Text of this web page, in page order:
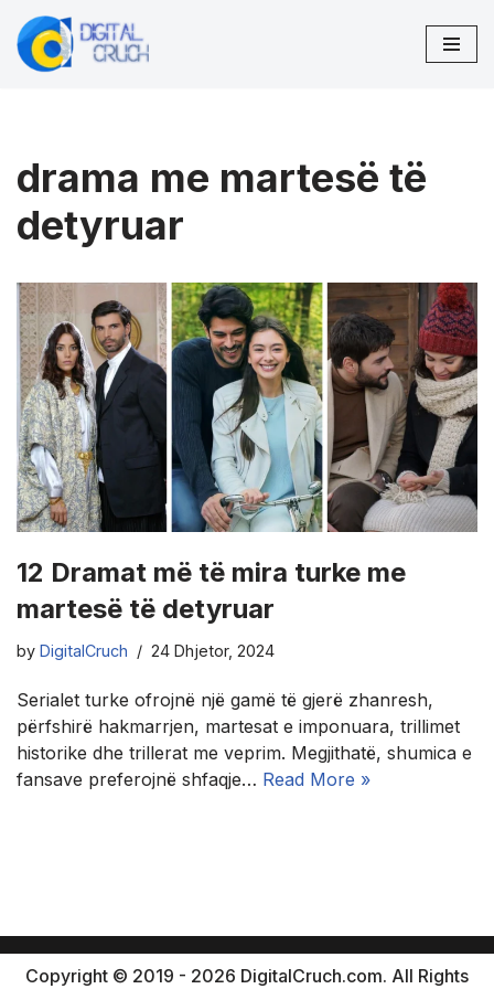
Skip
drama me martesë të
detyruar
12 Dramat më të mira turke me
martesë të detyruar
by DigitalCruch 24 Dhjetor, 2024
Serialet turke ofrojnë një gamë të gjerë zhanresh,
përfshirë hakmarrjen, martesat e imponuara, trillimet
historike dhe trillerat me veprim. Megjithatë, shumica e
fansave preferojnë shfaqje… Read More »
Copyright © 2019 - 2026 DigitalCruch.com. All Rights